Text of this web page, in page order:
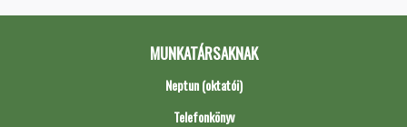
MUNKATÁRSAKNAK
Neptun (oktatói)
Telefonkönyv